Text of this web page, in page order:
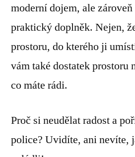
moderní dojem, ale
praktický doplněk. Nejen,
prostoru, do kterého ji
vám také dostatek prostoru
co máte rádi.
Proč si neudělat radost a
police? Uvidíte, ani nevíte,